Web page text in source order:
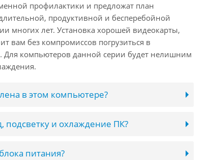
профилактики и предложат план
продуктивной и бесперебойной
многих лет. Установка хорошей видеокарты,
вам без компромиссов погрузиться в
Для компьютеров данной серии будет нелишним
в этом компьютере?
и охлаждение ПК?
питания?